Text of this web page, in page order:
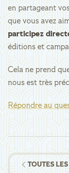
en partageant
que vous avez
participez
éditions et
Cela ne prend
nous est très
Répondre au
TOUTES